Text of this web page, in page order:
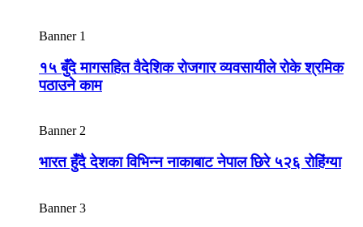
Banner 1
१५ बुँदे मागसहित वैदेशिक रोजगार व्यवसायीले रोके श्रमिक
पठाउने काम
Banner 2
भारत हुँदै देशका विभिन्न नाकाबाट नेपाल छिरे ५२६ रोहिंग्या
Banner 3